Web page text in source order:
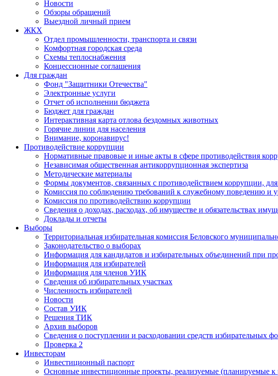
Новости
Обзоры обращений
Выездной личный прием
ЖКХ
Отдел промышленности, транспорта и связи
Комфортная городская среда
Схемы теплоснабжения
Концессионные соглашения
Для граждан
Фонд "Защитники Отечества"
Электронные услуги
Отчет об исполнении бюджета
Бюджет для граждан
Интерактивная карта отлова бездомных животных
Горячие линии для населения
Внимание, коронавирус!
Противодействие коррупции
Нормативные правовые и иные акты в сфере противодействия
Независимая общественная антикоррупционная экспертиза
Методические материалы
Формы документов, связанных с противодействием коррупции,
Комиссия по соблюдению требований к служебному поведению и
Комиссия по противодействию коррупции
Сведения о доходах, расходах, об имуществе и обязательствах
Доклады и отчеты
Выборы
Территориальная избирательная комиссия Беловского
Законодательство о выборах
Информация для кандидатов и избирательных объединений при
Информация для избирателей
Информация для членов УИК
Сведения об избирательных участках
Численность избирателей
Новости
Состав УИК
Решения ТИК
Архив выборов
Сведения о поступлении и расходовании средств избирательных
Проверка 2
Инвесторам
Инвестиционный паспорт
Основные инвестиционные проекты, реализуемые (планируемые к